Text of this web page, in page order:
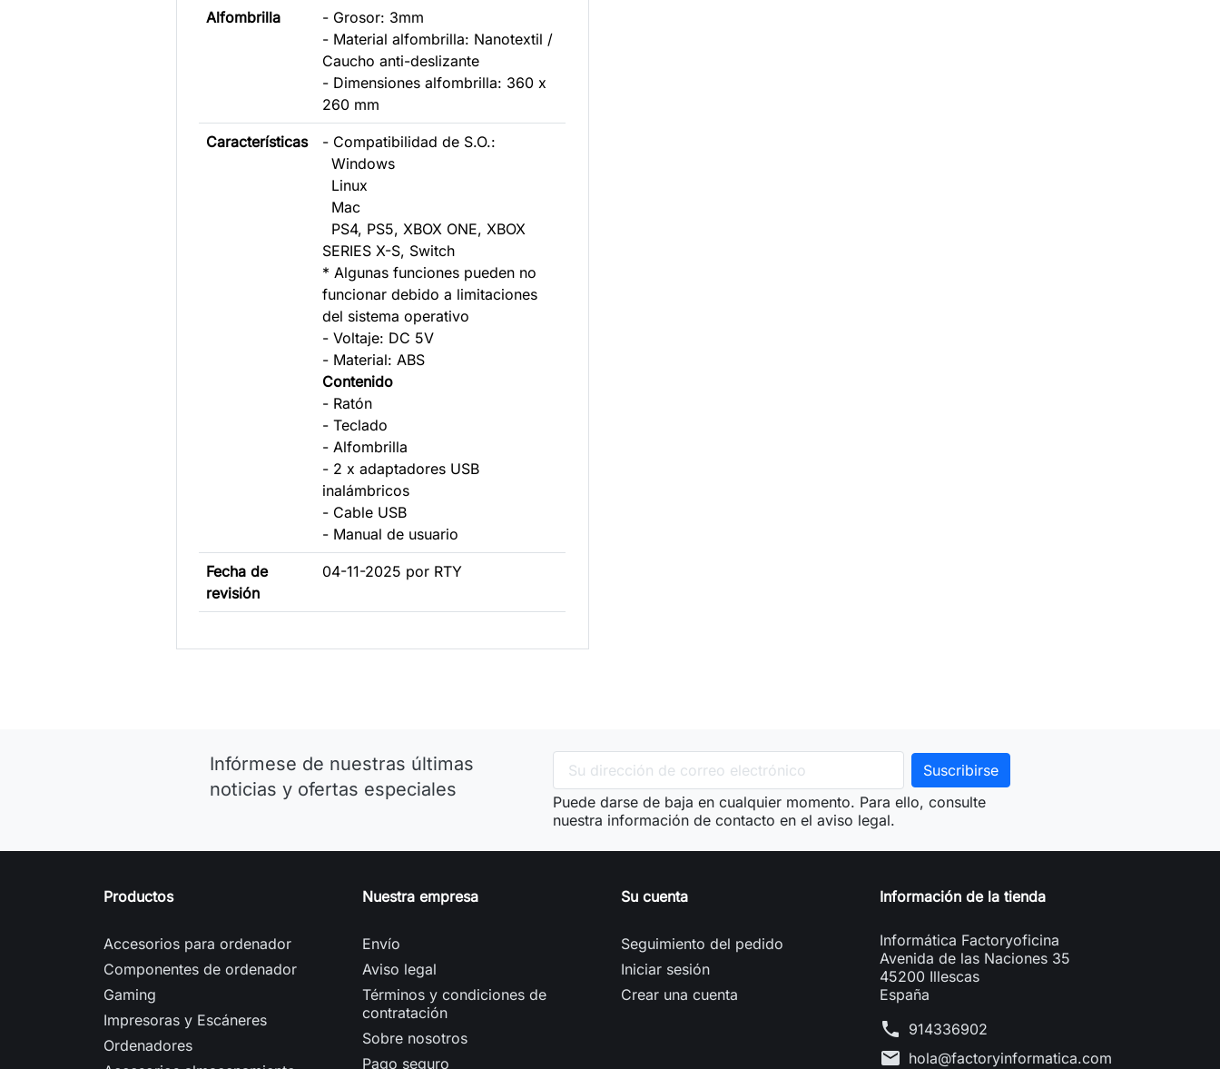
Alfombrilla
- Grosor: 3mm
- Material alfombrilla: Nanotextil /
Caucho anti-deslizante
- Dimensiones alfombrilla: 360 x
260 mm
Características
- Compatibilidad de S.O.:
Windows
Linux
Mac
PS4, PS5, XBOX ONE, XBOX
SERIES X-S, Switch
* Algunas funciones pueden no
funcionar debido a limitaciones
del sistema operativo
- Voltaje: DC 5V
- Material: ABS
Contenido
- Ratón
- Teclado
- Alfombrilla
- 2 x adaptadores USB
inalámbricos
- Cable USB
- Manual de usuario
Fecha de
revisión
04-11-2025 por RTY
Infórmese de nuestras últimas
noticias y ofertas especiales
Puede darse de baja en cualquier momento. Para ello, consulte
nuestra información de contacto en el aviso legal.
Productos
Accesorios para ordenador
Componentes de ordenador
Gaming
Impresoras y Escáneres
Ordenadores
Nuestra empresa
Envío
Aviso legal
Términos y condiciones de
contratación
Sobre nosotros
Pago seguro
Su cuenta
Seguimiento del pedido
Iniciar sesión
Crear una cuenta
Información de la tienda
Informática Factoryoficina
Avenida de las Naciones 35
45200 Illescas
España
phone 914336902
mail hola@factoryinformatica.com